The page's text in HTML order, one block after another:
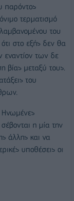
παρόντος
τερματισμό
του
στο εξής δεν θα
εναντίον των δε
βίας μεταξύ τους.
του
Ηνωμένες
η μία την
άλλης και να
υποθέσεις οι